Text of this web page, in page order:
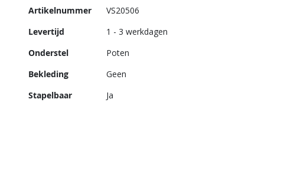
Meer
Artikelnummer
VS20506
Levertijd
1 - 3 werkdagen
Onderstel
Poten
Bekleding
Geen
Stapelbaar
Ja